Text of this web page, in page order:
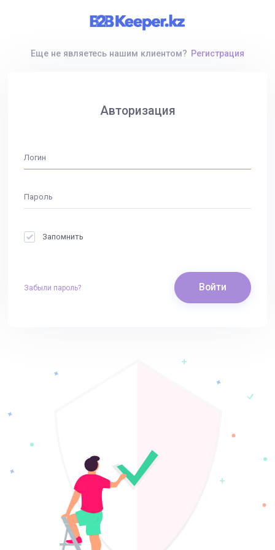
Еще не являетесь нашим клиентом? Регистрация
Авторизация
Запомнить
Забыли пароль? Войти